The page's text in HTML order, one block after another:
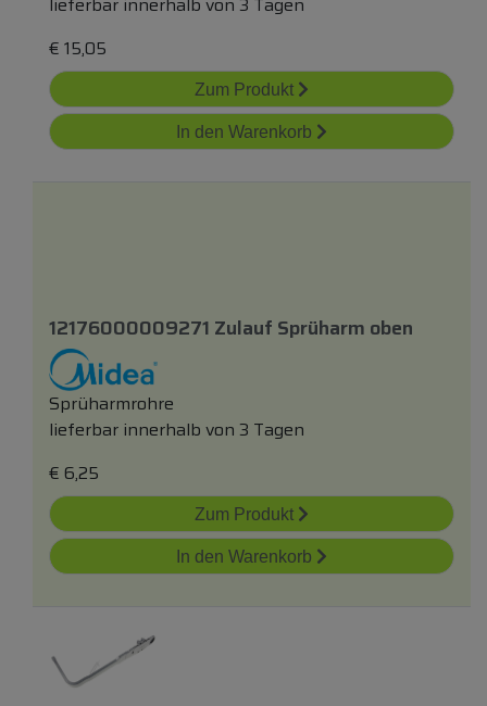
€ 15,05
Zum Produkt
In den Warenkorb
12176000009271 Zulauf Sprüharm oben
Sprüharmrohre
lieferbar innerhalb von 3 Tagen
€ 6,25
Zum Produkt
In den Warenkorb